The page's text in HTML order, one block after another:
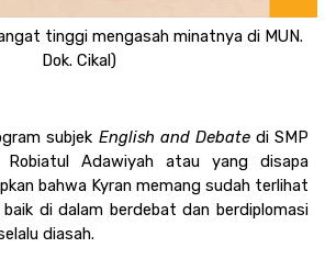
tinggi mengasah minatnya di MUN.
Dok. Cikal)
subjek English and Debate di SMP
Robiatul Adawiyah atau yang disapa
bahwa Kyran memang sudah terlihat
di dalam berdebat dan berdiplomasi
diasah.